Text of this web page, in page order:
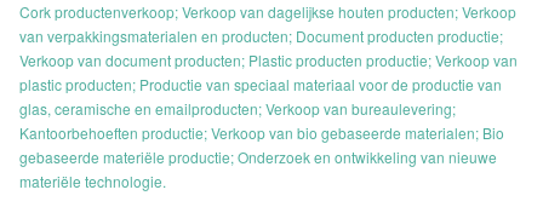
Cork productenverkoop; Verkoop van dagelijkse houten producten; Verkoop
van verpakkingsmaterialen en producten; Document producten productie;
Verkoop van document producten; Plastic producten productie; Verkoop van
plastic producten; Productie van speciaal materiaal voor de productie van
glas, ceramische en emailproducten; Verkoop van bureaulevering;
Kantoorbehoeften productie; Verkoop van bio gebaseerde materialen; Bio
gebaseerde materiële productie; Onderzoek en ontwikkeling van nieuwe
materiële technologie.